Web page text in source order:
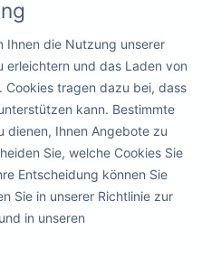
werden.
Ihnen die Nutzung unserer
erleichtern und das Laden von
Cookies tragen dazu bei, dass
kann. Bestimmte
dienen, Ihnen Angebote zu
Sie, welche Cookies Sie
Entscheidung können Sie
Sie in unserer Richtlinie zur
in unseren